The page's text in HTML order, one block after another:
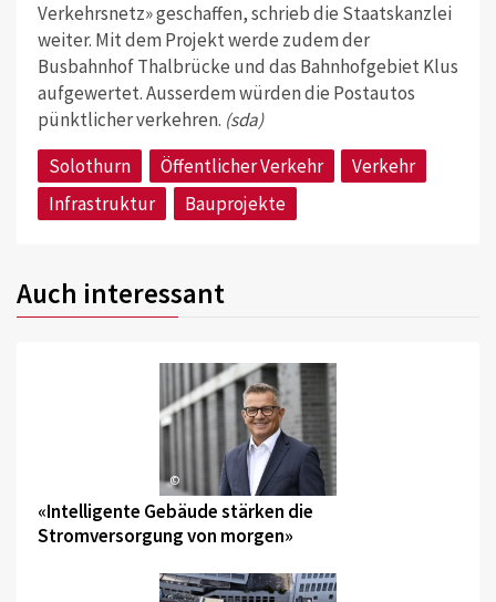
Verkehrsnetz» geschaffen, schrieb die Staatskanzlei
weiter. Mit dem Projekt werde zudem der
Busbahnhof Thalbrücke und das Bahnhofgebiet Klus
aufgewertet. Ausserdem würden die Postautos
pünktlicher verkehren. (sda)
Solothurn
Öffentlicher Verkehr
Verkehr
Infrastruktur
Bauprojekte
Auch interessant
©
«Intelligente Gebäude stärken die
Stromversorgung von morgen»